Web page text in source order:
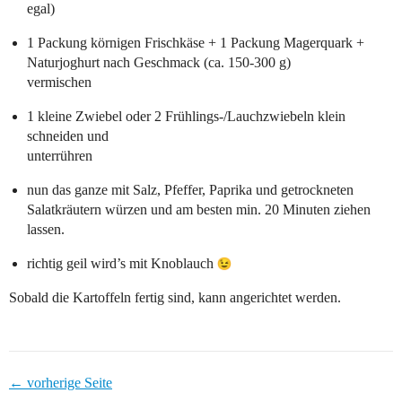
egal)
1 Packung körnigen Frischkäse + 1 Packung Magerquark +
Naturjoghurt nach Geschmack (ca. 150-300 g)
vermischen
1 kleine Zwiebel oder 2 Frühlings-/Lauchzwiebeln klein
schneiden und
unterrühren
nun das ganze mit Salz, Pfeffer, Paprika und getrockneten
Salatkräutern würzen und am besten min. 20 Minuten ziehen
lassen.
richtig geil wird’s mit Knoblauch
Sobald die Kartoffeln fertig sind, kann angerichtet werden.
← vorherige Seite